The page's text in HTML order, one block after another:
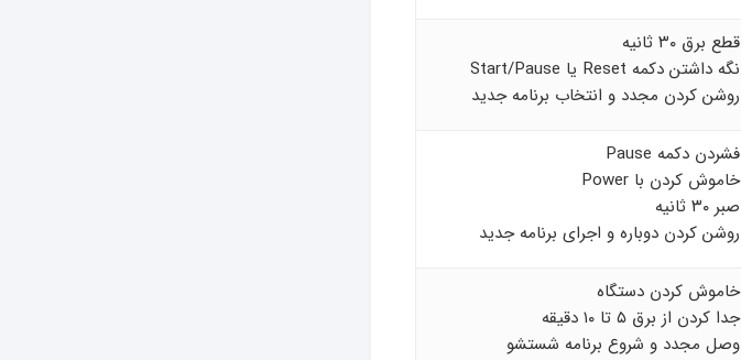
قطع برق ۳۰ ثانیه
نگه داشتن دکمه Reset یا Start/Pause
روشن کردن مجدد و انتخاب برنامه جدید
فشردن دکمه Pause
خاموش کردن با Power
صبر ۳۰ ثانیه
روشن کردن دوباره و اجرای برنامه جدید
خاموش کردن دستگاه
جدا کردن از برق ۵ تا ۱۰ دقیقه
وصل مجدد و شروع برنامه شستشو